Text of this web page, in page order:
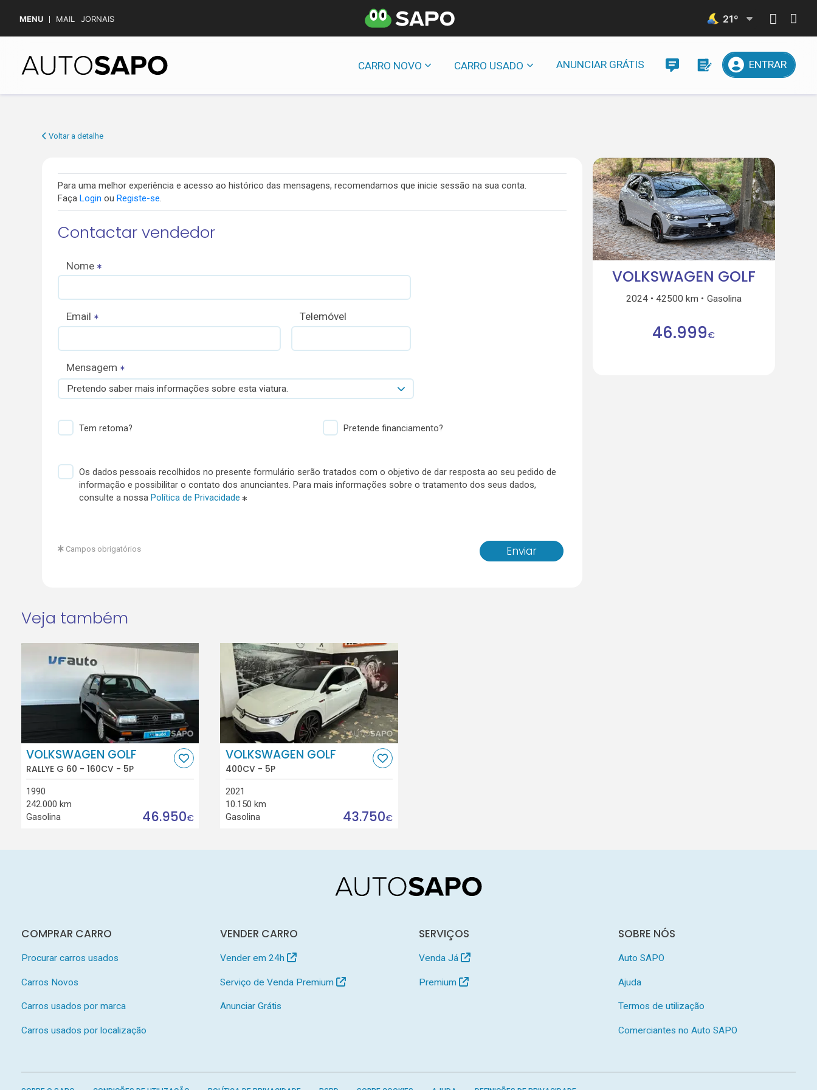
MENU MAIL JORNAIS 21º
CARRO NOVO CARRO USADO ANUNCIAR GRÁTIS ENTRAR
Voltar a detalhe
Para uma melhor experiência e acesso ao histórico das mensagens, recomendamos que inicie sessão na sua conta.
Faça Login ou Registe-se.
Contactar vendedor
Nome
Email Telemóvel
Mensagem
Pretendo saber mais informações sobre esta viatura.
Tem retoma? Pretende financiamento?
Os dados pessoais recolhidos no presente formulário serão tratados com o objetivo de dar resposta ao seu pedido de
informação e possibilitar o contato dos anunciantes. Para mais informações sobre o tratamento dos seus dados,
consulte a nossa Política de Privacidade
Enviar
Campos obrigatórios
VOLKSWAGEN GOLF
2024 42500 km Gasolina
46.999€
Veja também
VOLKSWAGEN GOLF
RALLYE G 60 - 160CV - 5P
1990
242.000 km
Gasolina
46.950€
VOLKSWAGEN GOLF
400CV - 5P
2021
10.150 km
Gasolina
43.750€
COMPRAR CARRO
Procurar carros usados
Carros Novos
Carros usados por marca
Carros usados por localização
VENDER CARRO
Vender em 24h
Serviço de Venda Premium
Anunciar Grátis
SERVIÇOS
Venda Já
Premium
SOBRE NÓS
Auto SAPO
Ajuda
Termos de utilização
Comerciantes no Auto SAPO